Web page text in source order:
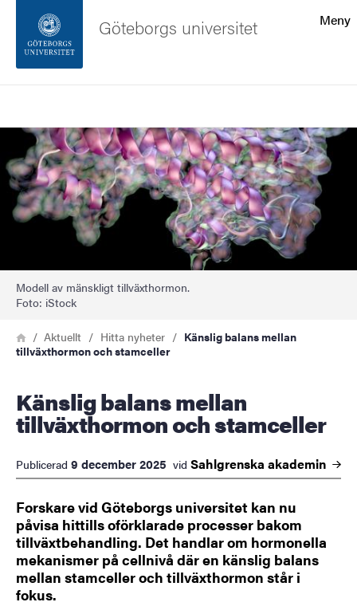
Sidfoten
Om webbplatsen
Meny
Göteborgs universitet
Bild
Modell av mänskligt tillväxthormon.
Foto: iStock
Länkstig
HemAktuellt Hitta nyheter
Känslig balans mellan
tillväxthormon och stamceller
Känslig balans mellan
tillväxthormon och stamceller
Publicerad 9 december 2025 vid Sahlgrenska akademin
Forskare vid Göteborgs universitet kan nu
påvisa hittills oförklarade processer bakom
tillväxtbehandling. Det handlar om hormonella
mekanismer på cellnivå där en känslig balans
mellan stamceller och tillväxthormon står i
fokus.